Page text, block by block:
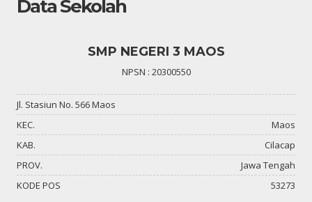
Data Sekolah
SMP NEGERI 3 MAOS
NPSN : 20300550
Jl. Stasiun No. 566 Maos
KEC.
Maos
KAB.
Cilacap
PROV.
Jawa Tengah
KODE POS
53273